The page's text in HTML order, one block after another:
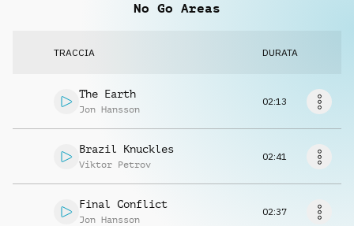
No Go Areas
TRACCIA DURATA
The Earth
Jon Hansson
02:13
Brazil Knuckles
Viktor Petrov
02:41
Final Conflict
Jon Hansson
02:37